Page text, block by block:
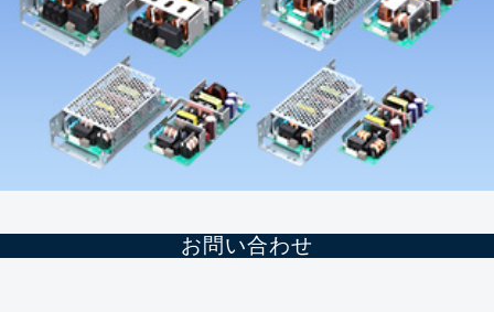
お問い合わせ